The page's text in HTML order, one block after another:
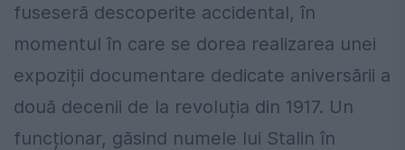
fuseseră descoperite accidental, în
momentul în care se dorea realizarea unei
expoziții documentare dedicate aniversării a
două decenii de la revoluția din 1917. Un
funcționar, găsind numele lui Stalin în